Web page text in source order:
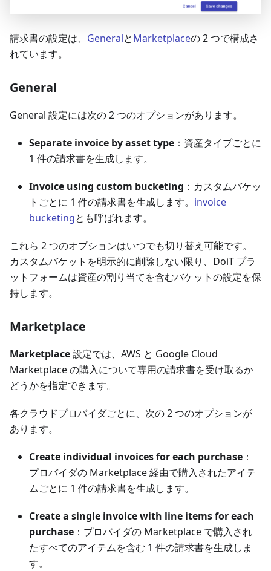
請求書の設定は、 GeneralとMarketplaceの 2 つで構成さ
れています。
General
General 設定には次の 2 つのオプションがあります。
Separate invoice by asset type ：資産タイプごとに
1 件の請求書を生成します。
Invoice using custom bucketing ：カスタムバケッ
トごとに 1 件の請求書を生成します。 invoice
bucketingとも呼ばれます。
これら 2 つのオプションはいつでも切り替え可能です。
カスタムバケットを明示的に削除しない限り、DoiT プラ
ットフォームは資産の割り当てを含むバケットの設定を保
持します。
Marketplace
Marketplace設定では、AWS と Google Cloud
Marketplace の購入について専用の請求書を受け取るか
どうかを指定できます。
各クラウドプロバイダごとに、次の 2 つのオプションが
あります。
Create individual invoices for each purchase ：
プロバイダの Marketplace 経由で購入されたアイテ
ムごとに 1 件の請求書を生成します。
Create a single invoice with line items for each
purchase ：プロバイダの Marketplace で購入され
たすべてのアイテムを含む 1 件の請求書を生成しま
す。